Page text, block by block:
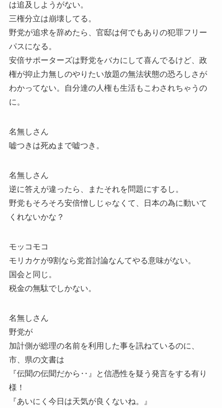
は追及しようがない。
三権分立は崩壊してる。
野党が追求を辞めたら、官邸は何でもありの犯罪フリー
パスになる。
安倍サポーターズは野党をバカにして喜んでるけど、政
権が抑止力無しのやりたい放題の無法状態の恐ろしさが
わかってない。自分達の人権も生活もこわされちゃうの
に。
名無しさん
嘘つきは死ぬまで嘘つき。
名無しさん
逆に答えが違ったら、またそれを問題にするし。
野党もそろそろ安倍憎しじゃなくて、日本の為に動いて
くれないかな？
モッコモコ
モリカケが9割なら党首討論なんてやる意味がない。
国会と同じ。
税金の無駄でしかない。
名無しさん
野党が
加計側が総理の名前を利用した事を訊ねているのに、
市、県の文書は
『伝聞の伝聞だから‥』と信憑性を疑う発言をする有り
様！
『あいにく今日は天気が良くないね。』